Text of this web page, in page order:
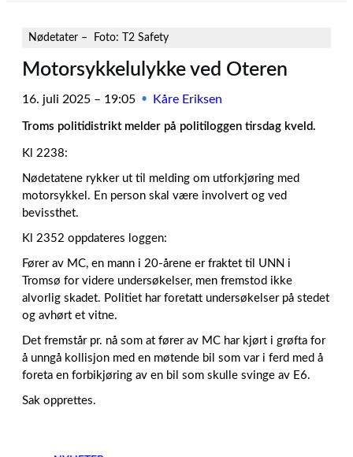
Nødetater – Foto: T2 Safety
Motorsykkelulykke ved Oteren
16. juli 2025 – 19:05 • Kåre Eriksen
Troms politidistrikt melder på politiloggen tirsdag kveld.
Kl 2238:
Nødetatene rykker ut til melding om utforkjøring med
motorsykkel. En person skal være involvert og ved
bevissthet.
Kl 2352 oppdateres loggen:
Fører av MC, en mann i 20-årene er fraktet til UNN i
Tromsø for videre undersøkelser, men fremstod ikke
alvorlig skadet. Politiet har foretatt undersøkelser på stedet
og avhørt et vitne.
Det fremstår pr. nå som at fører av MC har kjørt i grøfta for
å unngå kollisjon med en møtende bil som var i ferd med å
foreta en forbikjøring av en bil som skulle svinge av E6.
Sak opprettes.